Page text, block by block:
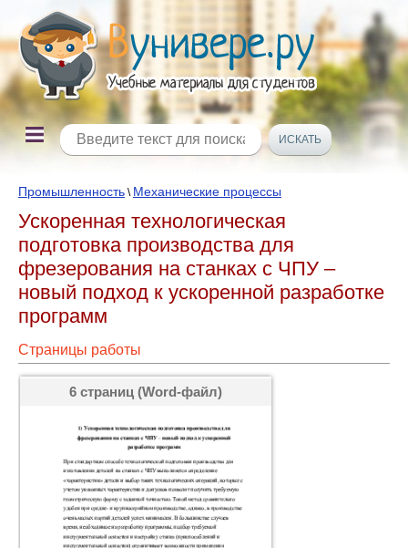
Промышленность \ Механические процессы
Ускоренная технологическая
подготовка производства для
фрезерования на станках с ЧПУ –
новый подход к ускоренной разработке
программ
Страницы работы
6 страниц (Word-файл)